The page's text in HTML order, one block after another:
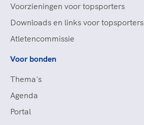
Voorzieningen voor topsporters
Downloads en links voor topsporters
Atletencommissie
Voor bonden
Thema's
Agenda
Portal